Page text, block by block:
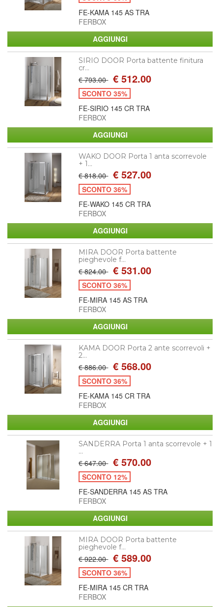
FE-KAMA 145 AS TRA
FERBOX
SIRIO DOOR Porta battente finitura
cr...
€ 793.00 € 512.00
SCONTO 35%
FE-SIRIO 145 CR TRA
FERBOX
WAKO DOOR Porta 1 anta scorrevole
+ 1...
€ 818.00 € 527.00
SCONTO 36%
FE-WAKO 145 CR TRA
FERBOX
MIRA DOOR Porta battente
pieghevole f...
€ 824.00 € 531.00
SCONTO 36%
FE-MIRA 145 AS TRA
FERBOX
KAMA DOOR Porta 2 ante scorrevoli +
2...
€ 886.00 € 568.00
SCONTO 36%
FE-KAMA 145 CR TRA
FERBOX
SANDERRA Porta 1 anta scorrevole + 1
...
€ 647.00 € 570.00
SCONTO 12%
FE-SANDERRA 145 AS TRA
FERBOX
MIRA DOOR Porta battente
pieghevole f...
€ 922.00 € 589.00
SCONTO 36%
FE-MIRA 145 CR TRA
FERBOX